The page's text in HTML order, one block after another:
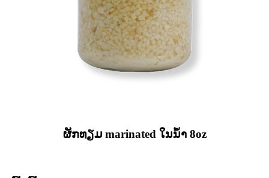
ຜັກທຽມ marinated ໃນນ້ໍາ 8oz